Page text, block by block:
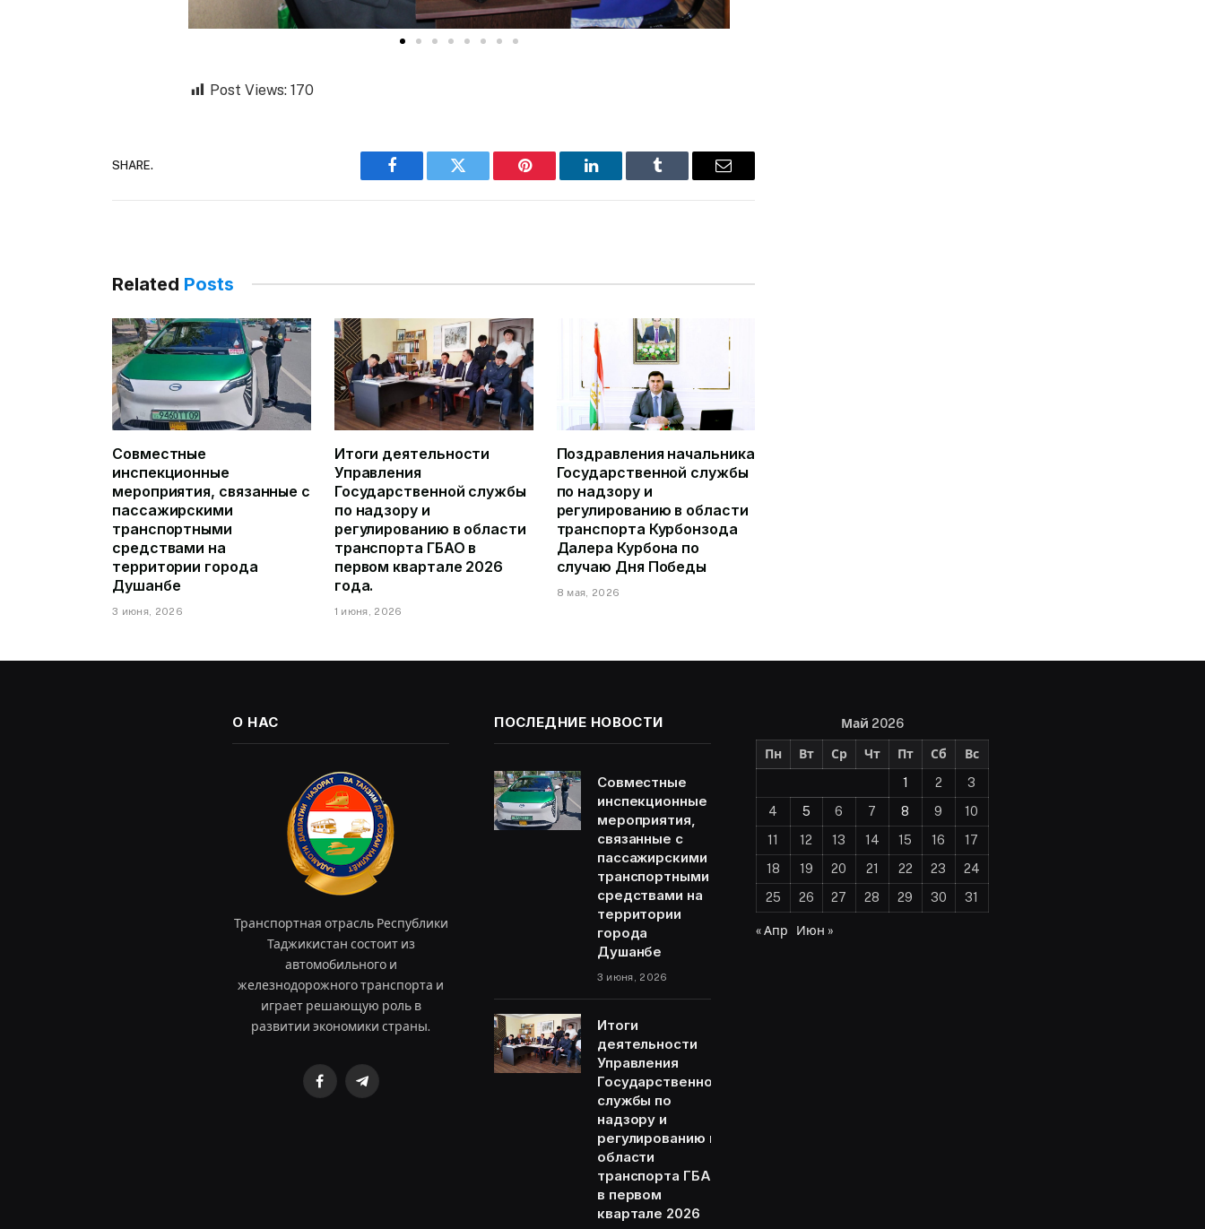
Post Views: 170
SHARE.
Facebook Twitter Pinterest LinkedIn Tumblr Email
Related Posts
Совместные
инспекционные
мероприятия, связанные с
пассажирскими
транспортными
средствами на
территории города
Душанбе
3 июня, 2026
Итоги деятельности
Управления
Государственной службы
по надзору и
регулированию в области
транспорта ГБАО в
первом квартале 2026
года.
1 июня, 2026
Поздравления начальника
Государственной службы
по надзору и
регулированию в области
транспорта Курбонзода
Далера Курбона по
случаю Дня Победы
8 мая, 2026
О НАС
Транспортная отрасль Республики
Таджикистан состоит из
автомобильного и
железнодорожного транспорта и
играет решающую роль в
развитии экономики страны.
FacebookTelegram
ПОСЛЕДНИЕ НОВОСТИ
Совместные
инспекционные
мероприятия,
связанные с
пассажирскими
транспортными
средствами на
территории
города
Душанбе
3 июня, 2026
Итоги
деятельности
Управления
Государственной
службы по
надзору и
регулированию в
области
транспорта ГБАО
в первом
квартале 2026
Май 2026
Пн Вт Ср Чт Пт Сб
Вс
1
2
3
4
5 6 7 8 9
10
11
12 13 14 15 16
17
18
19 20 21 22 23
24
25
26 27 28 29 30 31
« Апр Июн »